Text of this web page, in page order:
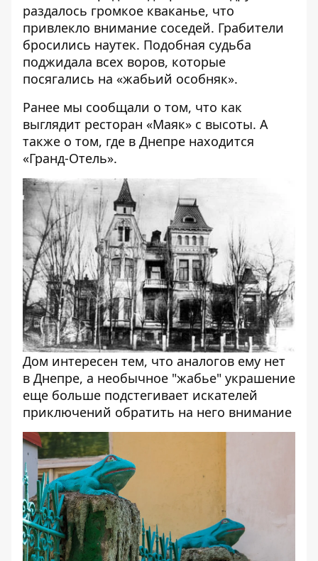
раздалось громкое кваканье, что
привлекло внимание соседей. Грабители
бросились наутек. Подобная судьба
поджидала всех воров, которые
посягались на «жабьий особняк».
Ранее мы сообщали о том, что как
выглядит ресторан «Маяк» с высоты. А
также о том, где в Днепре находится
«Гранд-Отель».
Дом интересен тем, что аналогов ему нет
в Днепре, а необычное "жабье" украшение
еще больше подстегивает искателей
приключений обратить на него внимание